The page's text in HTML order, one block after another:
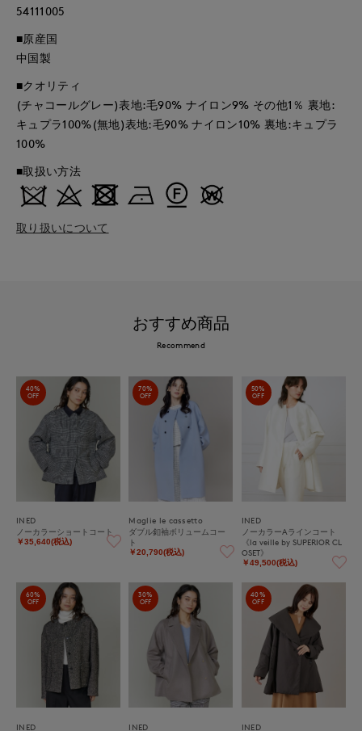
54111005
■原産国
中国製
■クオリティ
(チャコールグレー)表地:毛90% ナイロン9% その他1％ 裏地:
キュプラ100%(無地)表地:毛90% ナイロン10% 裏地:キュプラ
100%
■取扱い方法
取り扱いについて
おすすめ商品
Recommend
40%
OFF
INED
ノーカラーショートコート
￥35,640(税込)
70%
OFF
Maglie le cassetto
ダブル釦袖ボリュームコー
ト
￥20,790(税込)
50%
OFF
INED
ノーカラーAラインコート
《la veille by SUPERIOR CL
OSET》
￥49,500(税込)
60%
OFF
INED
30%
OFF
INED
40%
OFF
INED